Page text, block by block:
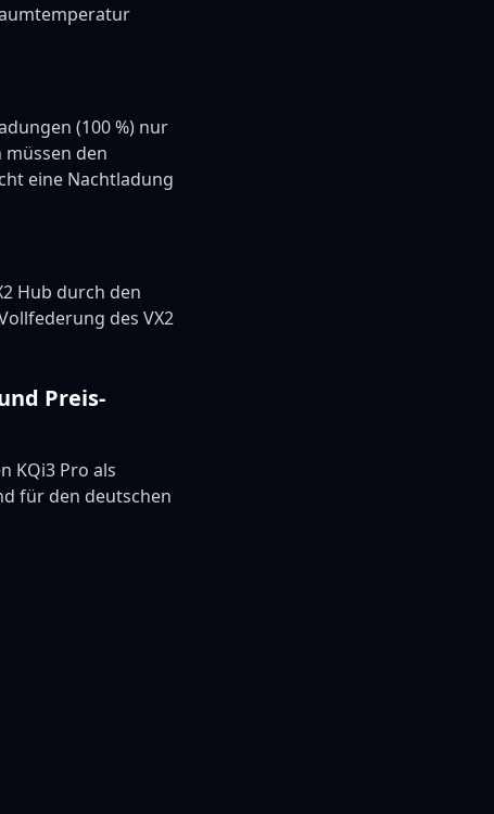
(100 %) nur
den
eine Nachtladung
Hub durch den
des VX2
Preis-
KQi3 Pro als
für den deutschen